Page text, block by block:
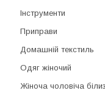
Інструменти
Приправи
Домашній текстиль
Одяг жіночий
Жіноча чоловіча